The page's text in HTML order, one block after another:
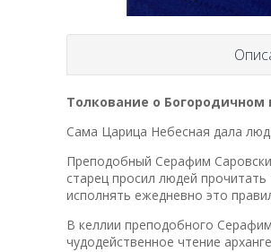
Толкование о Богородичном
Сама Царица Небесная дала
Преподобный Серафим
старец просил людей
исполнять ежедневно это
В келлии преподобного
чудодейственное чтение